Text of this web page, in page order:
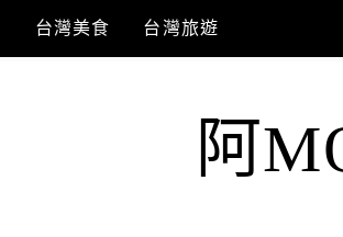
台灣美食 台灣旅遊
阿